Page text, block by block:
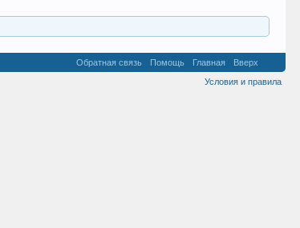
Обратная связь Помощь Главная
Вверх
Условия и правила